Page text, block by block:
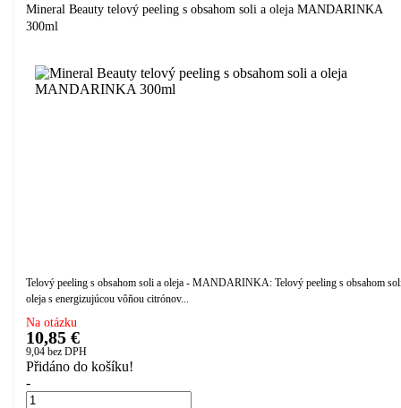
Mineral Beauty telový peeling s obsahom soli a oleja MANDARINKA
300ml
Telový peeling s obsahom soli a oleja - MANDARINKA: Telový peeling s obsahom
oleja s energizujúcou vôňou citrónov...
Na otázku
10,85 €
9,04 bez DPH
Přidáno do košíku!
-